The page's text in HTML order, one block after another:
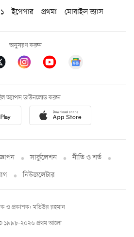
ইপেপার প্রথমা মোবাইল ভ্যাস
অনুসরণ করুন
অ্যাপস ডাউনলোড করুন
সার্কুলেশন
নীতি ও শর্ত
নিউজলেটার
© ১৯৯৮-২০২৬ প্রথম আলো
ও প্রকাশক: মতিউর রহমান